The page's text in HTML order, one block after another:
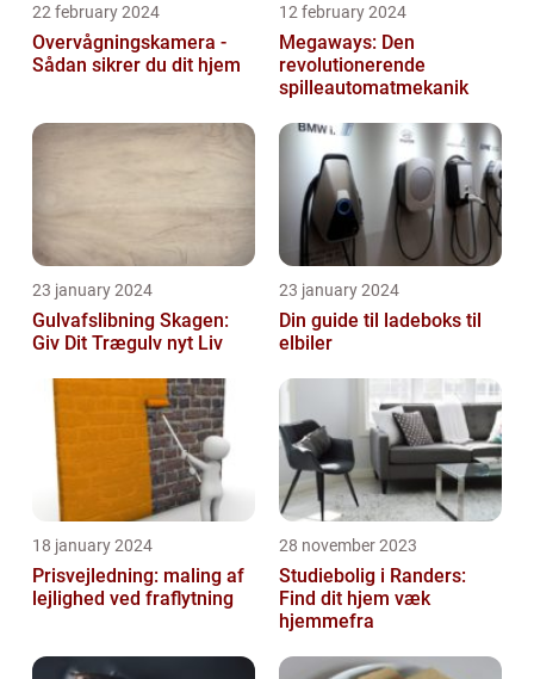
22 february 2024
Overvågningskamera -
Sådan sikrer du dit hjem
12 february 2024
Megaways: Den
revolutionerende
spilleautomatmekanik
23 january 2024
Gulvafslibning Skagen:
Giv Dit Trægulv nyt Liv
23 january 2024
Din guide til ladeboks til
elbiler
18 january 2024
Prisvejledning: maling af
lejlighed ved fraflytning
28 november 2023
Studiebolig i Randers:
Find dit hjem væk
hjemmefra